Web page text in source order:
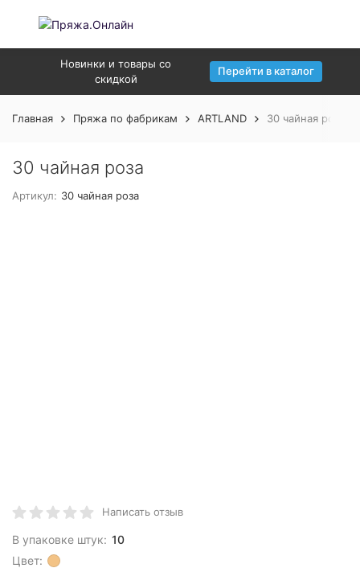
Новинки и товары со
скидкой
Перейти в каталог
Главная Пряжа по фабрикам ARTLAND 30 чайная роза
30 чайная роза
Артикул: 30 чайная роза
Написать отзыв
В упаковке штук: 10
Цвет: